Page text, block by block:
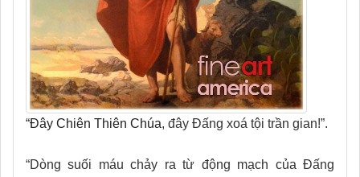
“Đây Chiên Thiên Chúa, đây Đấng xoá tội trần gian!”.
“Dòng suối máu chảy ra từ động mạch của Đấng